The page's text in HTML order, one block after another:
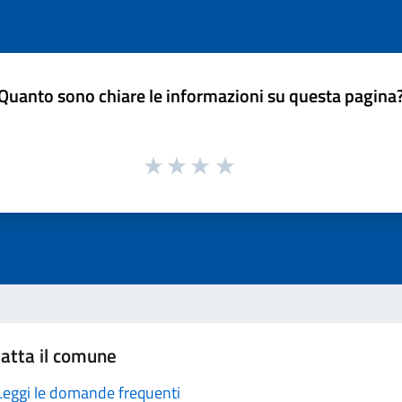
sono chiare le informazioni su questa
il comune
le domande frequenti